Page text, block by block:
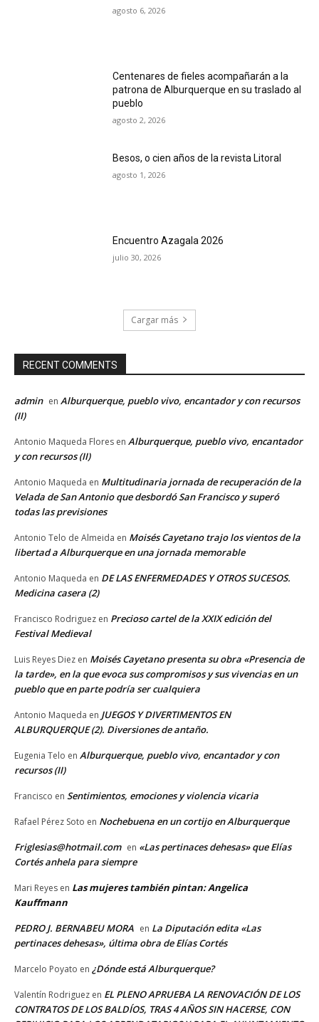
agosto 6, 2026
Centenares de fieles acompañarán a la
patrona de Alburquerque en su traslado al
pueblo
agosto 2, 2026
Besos, o cien años de la revista Litoral
agosto 1, 2026
Encuentro Azagala 2026
julio 30, 2026
Cargar más
RECENT COMMENTS
admin en Alburquerque, pueblo vivo, encantador y con recursos
(II)
Antonio Maqueda Flores en Alburquerque, pueblo vivo, encantador
y con recursos (II)
Antonio Maqueda en Multitudinaria jornada de recuperación de la
Velada de San Antonio que desbordó San Francisco y superó
todas las previsiones
Antonio Telo de Almeida en Moisés Cayetano trajo los vientos de la
libertad a Alburquerque en una jornada memorable
Antonio Maqueda en DE LAS ENFERMEDADES Y OTROS SUCESOS.
Medicina casera (2)
Francisco Rodriguez en Precioso cartel de la XXIX edición del
Festival Medieval
Luis Reyes Diez en Moisés Cayetano presenta su obra «Presencia de
la tarde», en la que evoca sus compromisos y sus vivencias en un
pueblo que en parte podría ser cualquiera
Antonio Maqueda en JUEGOS Y DIVERTIMENTOS EN
ALBURQUERQUE (2). Diversiones de antaño.
Eugenia Telo en Alburquerque, pueblo vivo, encantador y con
recursos (II)
Francisco en Sentimientos, emociones y violencia vicaria
Rafael Pérez Soto en Nochebuena en un cortijo en Alburquerque
Friglesias@hotmail.com en «Las pertinaces dehesas» que Elías
Cortés anhela para siempre
Mari Reyes en Las mujeres también pintan: Angelica
Kauffmann
PEDRO J. BERNABEU MORA en La Diputación edita «Las
pertinaces dehesas», última obra de Elías Cortés
Marcelo Poyato en ¿Dónde está Alburquerque?
Valentín Rodriguez en EL PLENO APRUEBA LA RENOVACIÓN DE LOS
CONTRATOS DE LOS BALDÍOS, TRAS 4 AÑOS SIN HACERSE, CON